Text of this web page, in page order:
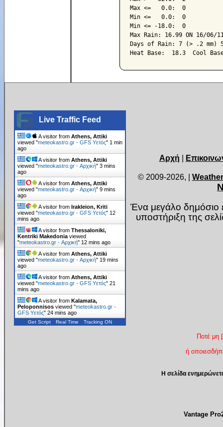
Max <=   0.0:  0
Min <=   0.0:  0
Min <= -18.0:  0
Max Rain: 16.99 ON 16/06/
Days of Rain: 7 (> .2 mm)
Live Traffic Feed
A visitor fromAthens, Attiki
viewed "meteokastro.gr - GFS Υετός" 1 min
ago
A visitor fromAthens, Attiki
viewed "meteokastro.gr - Αρχική"3 mins
ago
A visitor fromAthens, Attiki
viewed "meteokastro.gr - Αρχική"9 mins
ago
A visitor fromIrakleion, Kriti
viewed "meteokastro.gr - GFS Υετός" 12
mins ago
A visitor fromThessaloniki,
Kentriki Makedonia viewed
"meteokastro.gr - Αρχική" 12 mins ago
A visitor fromAthens, Attiki
viewed "meteokastro.gr - Αρχική" 19 mins
ago
A visitor fromAthens, Attiki
viewed "meteokastro.gr - GFS Υετός"21
mins ago
A visitor fromKalamata,
Peloponnisos viewed "meteokastro.gr -
GFS Υετός"24 mins ago
Get Script Real Time Tracking ON
Αρχή |
© 2009-2026, |
Ένα μεγάλο δημόσιο
υποστήριξη της
Ποτέ μη
ή
Η σελίδα
Vantage